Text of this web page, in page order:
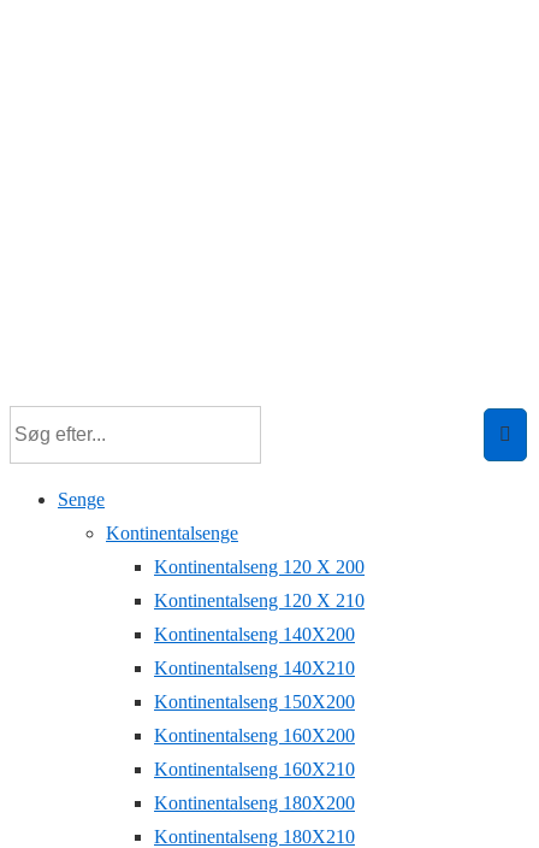
Senge
Kontinentalsenge
Kontinentalseng 120 X 200
Kontinentalseng 120 X 210
Kontinentalseng 140X200
Kontinentalseng 140X210
Kontinentalseng 150X200
Kontinentalseng 160X200
Kontinentalseng 160X210
Kontinentalseng 180X200
Kontinentalseng 180X210